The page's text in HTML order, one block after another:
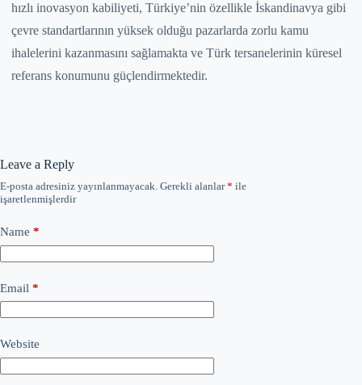
hızlı inovasyon kabiliyeti, Türkiye’nin özellikle İskandinavya gibi
çevre standartlarının yüksek olduğu pazarlarda zorlu kamu
ihalelerini kazanmasını sağlamakta ve Türk tersanelerinin küresel
referans konumunu güçlendirmektedir.
Leave a Reply
E-posta adresiniz yayınlanmayacak. Gerekli alanlar* ile
işaretlenmişlerdir
Name *
Email *
Website